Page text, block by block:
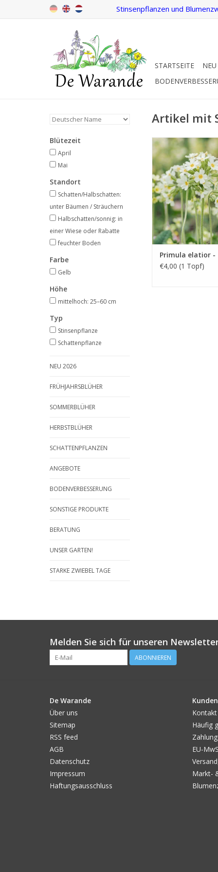
Stinsenpflanzen und
STARTSEITE
Blütezeit
April
Mai
Standort
Schatten/Halbschatten:
unter Bäumen / Sträuchern
Halbschatten/sonnig: in
einer Wiese oder Rabatte
feuchter Boden
Farbe
Gelb
Höhe
mittelhoch: 25–60 cm
Typ
Stinsenpflanze
Schattenpflanze
NEU 2026
FRÜHJAHRSBLÜHER
SOMMERBLÜHER
HERBSTBLÜHER
SCHATTENPFLANZEN
ANGEBOTE
BODENVERBESSERUNG
SONSTIGE PRODUKTE
BERATUNG
UNSER GARTEN!
STARKE ZWIEBEL TAGE
Artikel mit
Hohe
April/Mai,
Ein echter
INFO UND
Primula elatior
€4,00 (1 Topf)
Melden Sie sich für unseren
ABONNIEREN
De Warande
Über uns
Sitemap
RSS feed
AGB
Datenschutz
Impressum
Haftungsausschluss
Kontakt
Häufig
EU-
Markt-